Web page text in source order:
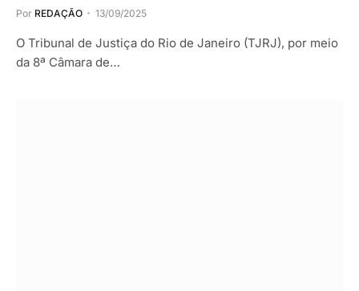
Por REDAÇÃO 13/09/2025
O Tribunal de Justiça do Rio de Janeiro (TJRJ), por meio
da 8ª Câmara de…